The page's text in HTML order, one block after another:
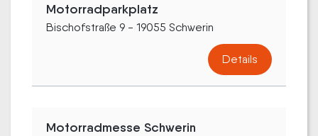
Motorradparkplatz
Bischofstraße 9 - 19055 Schwerin
Details
Motorradmesse Schwerin